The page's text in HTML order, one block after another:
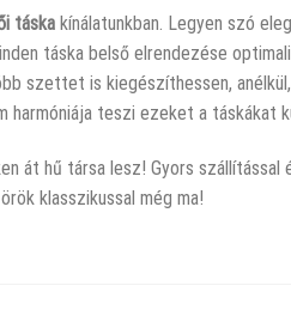
táska kínálatunkban. Legyen szó
táska belső elrendezése
szettet is kiegészíthessen,
harmóniája teszi ezeket a táskákat
át hű társa lesz! Gyors
klasszikussal még ma!